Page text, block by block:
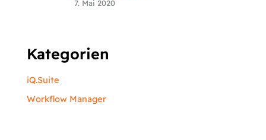
7. Mai 2020
Kategorien
iQ.Suite
Workflow Manager